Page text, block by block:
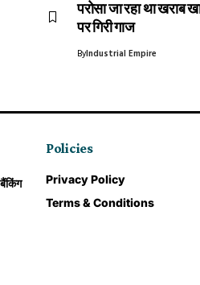
परोसा जा रहा था खराब
पर गिरी गाज
ByIndustrial Empire
बैंकिंग
Policies
Privacy Policy
Terms & Conditions